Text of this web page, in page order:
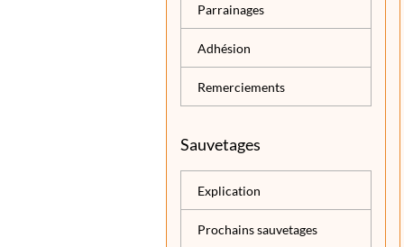
Parrainages
Adhésion
Remerciements
Sauvetages
Explication
Prochains sauvetages